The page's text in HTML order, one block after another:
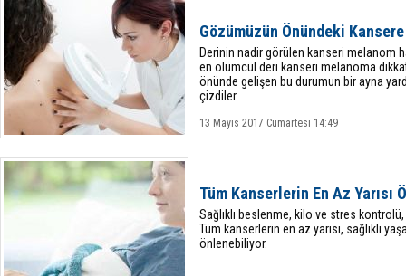
Gözümüzün Önündeki
Derinin nadir görülen kanseri melanom
en ölümcül deri kanseri melanoma
önünde gelişen bu durumun bir ayna
çizdiler.
13 Mayıs 2017 Cumartesi 14:49
Tüm Kanserlerin En Az Yarısı
Sağlıklı beslenme, kilo ve stres
Tüm kanserlerin en az yarısı, sağlıklı
önlenebiliyor.